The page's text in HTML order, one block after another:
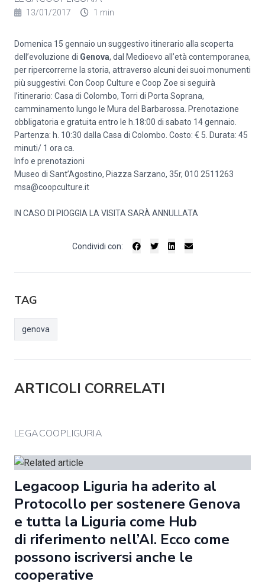
13/01/2017 1 min
Domenica 15 gennaio un suggestivo itinerario alla scoperta
dell’evoluzione di Genova, dal Medioevo all’età contemporanea,
per ripercorrerne la storia, attraverso alcuni dei suoi monumenti
più suggestivi. Con Coop Culture e Coop Zoe si seguirà
l’itinerario: Casa di Colombo, Torri di Porta Soprana,
camminamento lungo le Mura del Barbarossa. Prenotazione
obbligatoria e gratuita entro le h.18:00 di sabato 14 gennaio.
Partenza: h. 10:30 dalla Casa di Colombo. Costo: € 5. Durata: 45
minuti/ 1 ora ca.
Info e prenotazioni
Museo di Sant’Agostino, Piazza Sarzano, 35r, 010 2511263
msa@coopculture.it
IN CASO DI PIOGGIA LA VISITA SARÀ ANNULLATA
Condividi con:
TAG
genova
ARTICOLI CORRELATI
LEGACOOPLIGURIA
Legacoop Liguria ha aderito al
Protocollo per sostenere Genova
e tutta la Liguria come Hub
di riferimento nell’AI. Ecco come
possono iscriversi anche le
cooperative